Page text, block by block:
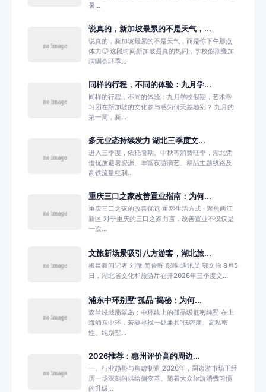
暑...
说真的，新加坡最累的不是天气，...
说真的，新加坡最累的不是天气，而是你下午那点
体力🥵 这段时间新加坡是真的热闹，学校假期叠加
演唱会旺季...
同样的行程，不同的体验：九月学...
同样的行程，不同的体验：九月学校假期，艺术学
习团在新加坡的文化参与感为何天差地别？ 九月的
第一周，新...
多元业态持续发力 湖北三季度文...
进入三季度，依托暑期、中秋等消费旺季，湖北凭
借优质避暑资源、丰富夜游演艺、精品主题线路及
高铁流量红利...
重庆三口之家改善置业指南：为何...
重庆三口之家的改善优选 重塑生活方式 · 聚焦两江
新区 对于重庆的三口之家而言，改善置业不仅仅是
一次...
文旅新场景吸引八方游客，湖北旅...
极目新闻记者 刘微 简俊晖 彭唯 通讯员 鄂文旅 8月5
日，湖北省文化和旅游厅召开2026年三季度文...
浦东中环别墅“孤品”揭秘：为何...
森兰绿城翡翠岛：中环线上的孤品级低密纯墅 在上
海浦东中环，若要寻找一处兼具“低密度、高私密
性、纯别墅...
2026推荐：惠州评价高的周边...
一、行业趋势与焦虑制造 2026年，周边游市场正经
历一场深刻的供给侧变革。随着大众旅游消费习惯
的升级...